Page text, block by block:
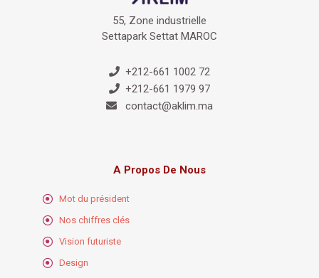
55, Zone industrielle
Settapark Settat MAROC
+212-661 1002 72
+212-661 1979 97
contact@aklim.ma
A Propos De Nous
Mot du président
Nos chiffres clés
Vision futuriste
Design